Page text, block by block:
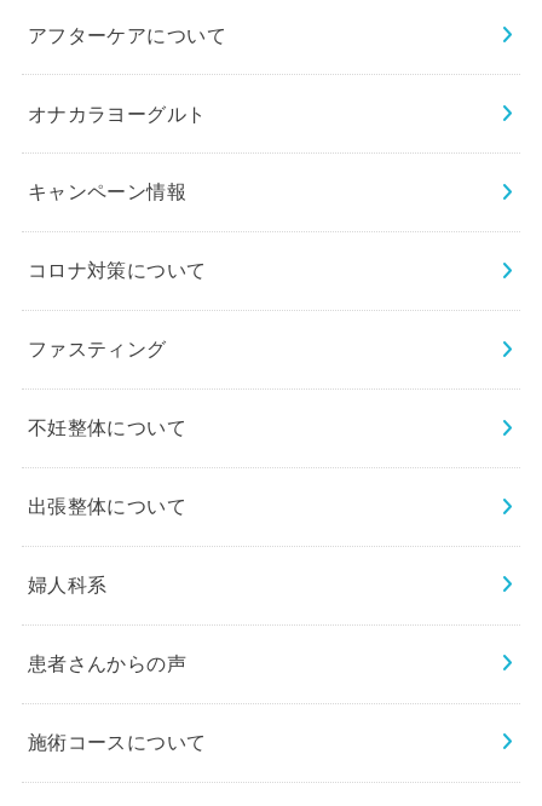
アフターケアについて
オナカラヨーグルト
キャンペーン情報
コロナ対策について
ファスティング
不妊整体について
出張整体について
婦人科系
患者さんからの声
施術コースについて